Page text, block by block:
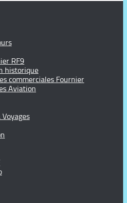
RF9
historique
commerciales Fournier
Aviation